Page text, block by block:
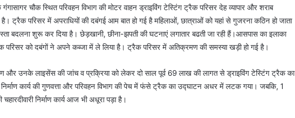
चौक स्थित परिवहन विभाग की मोटर वाहन ड्राइविंग टेस्टिंग ट्रैक परिसर देह व्यापार और शराब
ट्रैक परिसर में अपराधियों की दबंगई आम बात हो गई है महिलाओं, छात्राओं को यहां से गुजरना कठिन हो जाता
बदलना शुरू कर दिया है। छेड़खानी, छीना-झपती की घटनाएं लगातार बढती जा रही हैं।आसपास का इलाका
परिसर को दबंगों ने अपने कब्जा में ले लिया है। ट्रैक परिसर में अतिक्रमण की समस्या खड़ी हो गई है।
और उनके लाइसेंस की जांच व प्रक्रिया को लेकर दो साल पूर्व 69 लाख की लागत से ड्राइविंग टेस्टिंग ट्रैक का
निर्माण कार्य की गुणवत्ता और परिवहन विभाग की पेच में फंसे ट्रैक का उद्घाटन अधर में लटक गया। जबकि, 1
निर्माण कार्य आज भी अधूरा पड़ा है।